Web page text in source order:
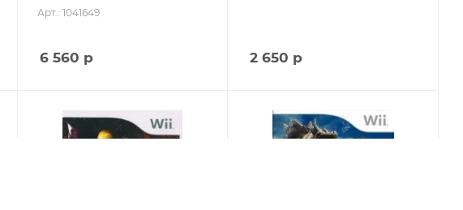
Арт.: 1041649
6 560 р 2 650 р